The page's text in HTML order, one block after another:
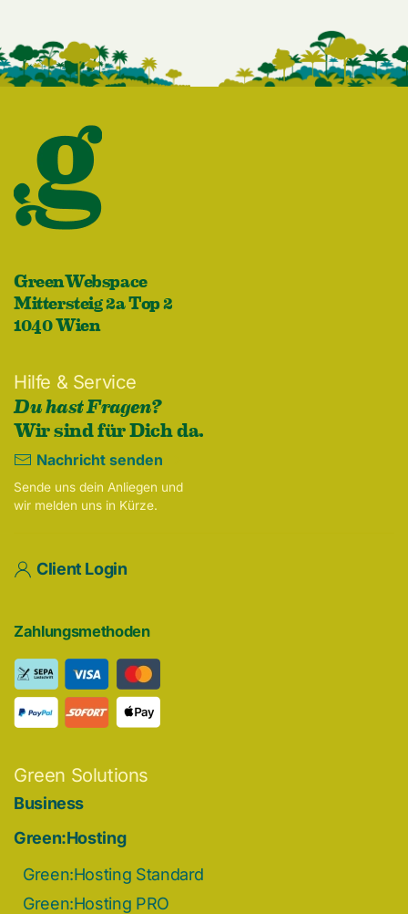
GreenWebspace
Mittersteig 2a Top 2
1040 Wien
Hilfe & Service
Du hast Fragen?
Wir sind für Dich da.
Nachricht senden
Sende uns dein Anliegen und
wir melden uns in Kürze.
Client Login
Zahlungsmethoden
Green Solutions
Business
Green:Hosting
Green:Hosting Standard
Green:Hosting PRO